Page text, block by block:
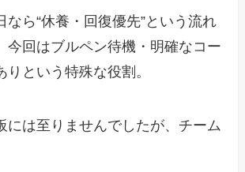
なら“休養・回復優先”という流れ
今回はブルペン待機・明確なコー
りという特殊な役割。
には至りませんでしたが、チーム